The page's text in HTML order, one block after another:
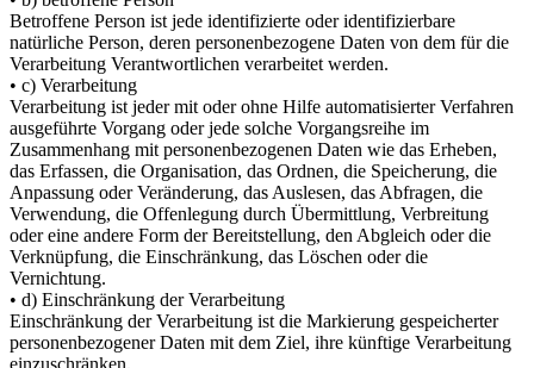
Betroffene Person ist jede identifizierte oder identifizierbare
natürliche Person, deren personenbezogene Daten von dem für die
Verarbeitung Verantwortlichen verarbeitet werden.
• c) Verarbeitung
Verarbeitung ist jeder mit oder ohne Hilfe automatisierter Verfahren
ausgeführte Vorgang oder jede solche Vorgangsreihe im
Zusammenhang mit personenbezogenen Daten wie das Erheben,
das Erfassen, die Organisation, das Ordnen, die Speicherung, die
Anpassung oder Veränderung, das Auslesen, das Abfragen, die
Verwendung, die Offenlegung durch Übermittlung, Verbreitung
oder eine andere Form der Bereitstellung, den Abgleich oder die
Verknüpfung, die Einschränkung, das Löschen oder die
Vernichtung.
• d) Einschränkung der Verarbeitung
Einschränkung der Verarbeitung ist die Markierung gespeicherter
personenbezogener Daten mit dem Ziel, ihre künftige Verarbeitung
einzuschränken.